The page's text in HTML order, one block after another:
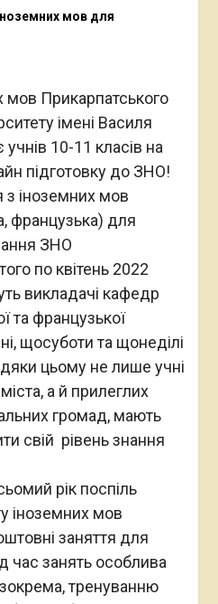
мов для
мов Прикарпатського
імені Василя
10-11 класів на
підготовку до ЗНО!
з іноземних мов
французька) для
ЗНО
по квітень 2022
викладачі кафедр
та французької
щосуботи та щонеділі
цьому не лише учні
а й прилеглих
громад, мають
свій рівень знання
рік поспіль
іноземних мов
заняття для
час занять особлива
тренуванню